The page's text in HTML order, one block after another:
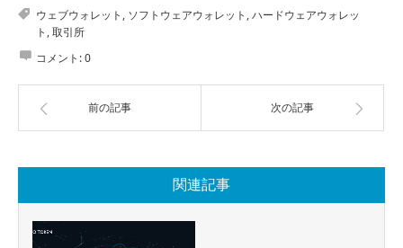
ウェブウォレット , ソフトウェアウォレット ,ハードウェアウォレッ
ト ,取引所
コメント:0
前の記事 次の記事
関連記事